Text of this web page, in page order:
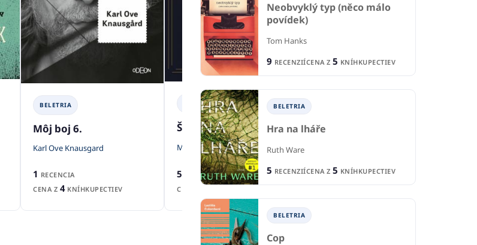
BELETRIA
Môj boj 6.
Karl Ove Knausgard
1 RECENCIA
CENA Z 4KNÍHKUPECTIEV
BELETRIA
Šéf môjho šéfa
Michaela Zamari
5 RECENZIÍ
CENA Z 7
Hostina pre vrany
3 RECENZIE
Neobvyklý typ (něco málo
povídek)
Tom Hanks
9 RECENZIÍCENA Z 5 KNÍHKUPECTIEV
BELETRIA
Hra na lháře
Ruth Ware
5 RECENZIÍCENA Z 5 KNÍHKUPECTIEV
BELETRIA
Cop